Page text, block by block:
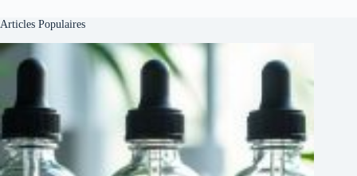
Articles Populaires